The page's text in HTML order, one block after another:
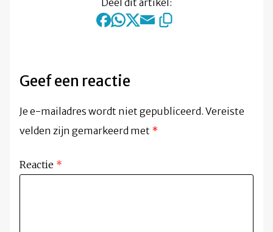
Deel dit artikel:
Geef een reactie
Je e-mailadres wordt niet gepubliceerd. Vereiste
velden zijn gemarkeerd met *
Reactie *